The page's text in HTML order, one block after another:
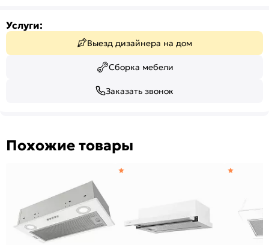
Услуги:
Выезд дизайнера на дом
Сборка мебели
Заказать звонок
Похожие товары